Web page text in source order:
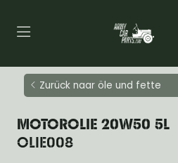
Zurück naar öle und fette
MOTOROLIE 20W50 5L
OLIE008